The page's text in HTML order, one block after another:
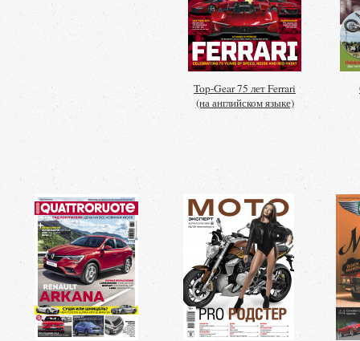
Top-Gear 75 лет Ferrari
(на английском языке)